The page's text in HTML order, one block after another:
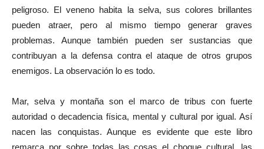
peligroso. El veneno habita la selva, sus colores brillantes
pueden atraer, pero al mismo tiempo generar graves
problemas. Aunque también pueden ser sustancias que
contribuyan a la defensa contra el ataque de otros grupos
enemigos. La observación lo es todo.
Mar, selva y montaña son el marco de tribus con fuerte
autoridad o decadencia física, mental y cultural por igual. Así
nacen las conquistas. Aunque es evidente que este libro
remarca por sobre todas las cosas el choque cultural, las